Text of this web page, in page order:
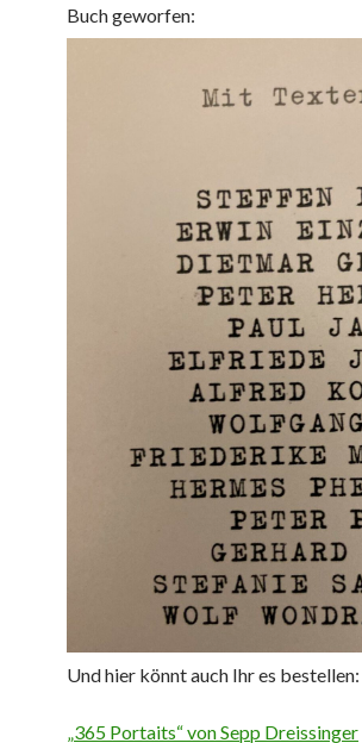
Buch geworfen:
Und hier könnt auch Ihr es bestellen:
„365 Portaits“ von Sepp Dreissinger